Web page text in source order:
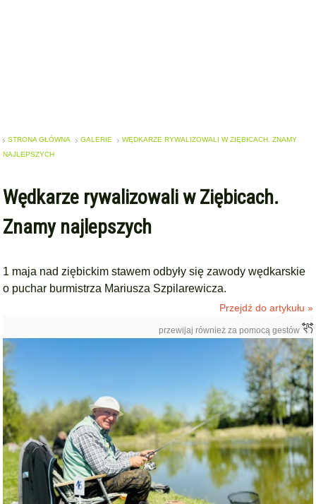
STRONA GŁÓWNA GALERIE
WĘDKARZE RYWALIZOWALI W ZIĘBICACH. ZNAMY
NAJLEPSZYCH
Wędkarze rywalizowali w Ziębicach.
Znamy najlepszych
1 maja nad ziębickim stawem odbyły się zawody wędkarskie
o puchar burmistrza Mariusza Szpilarewicza.
Przejdź do artykułu »
przewijaj również za pomocą gestów